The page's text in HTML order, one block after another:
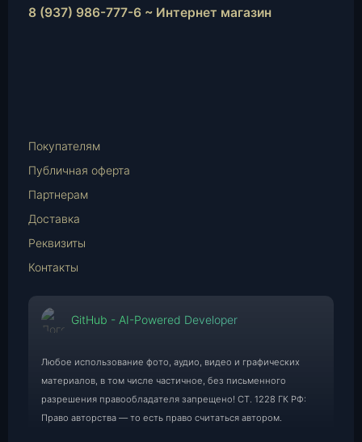
8 (937) 986-777-6 ~ Интернет магазин
Mail
Покупателям
Публичная оферта
Партнерам
Доставка
Реквизиты
Контакты
GitHub - AI-Powered Developer
Любое использование фото, аудио, видео и графических
материалов, в том числе частичное, без письменного
разрешения правообладателя запрещено! СТ. 1228 ГК РФ:
Право авторства — то есть право считаться автором.